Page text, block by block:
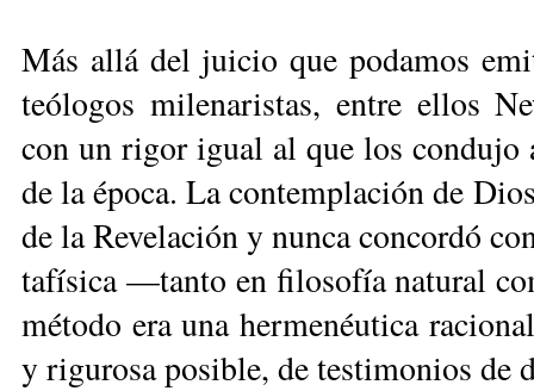
Más allá del jui­cio que po­da­mos
teó­lo­gos mi­le­na­ris­tas, en­tre ellos
con un ri­gor igual al que los con­du­jo
de la épo­ca. La con­tem­pla­ción de
de la Re­ve­la­ción y nunca con­cor­dó
ta­fí­si­ca —tan­to en fi­lo­so­fía na­tu­ral
mé­to­do era una her­me­néu­ti­ca
y ri­gu­ro­sa po­si­ble, de tes­ti­mo­nios de